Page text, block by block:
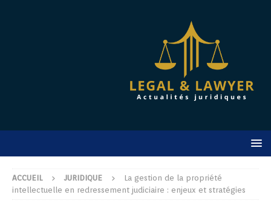
ACCUEIL JURIDIQUE
La gestion de la propriété
intellectuelle en redressement judiciaire : enjeux et stratégies